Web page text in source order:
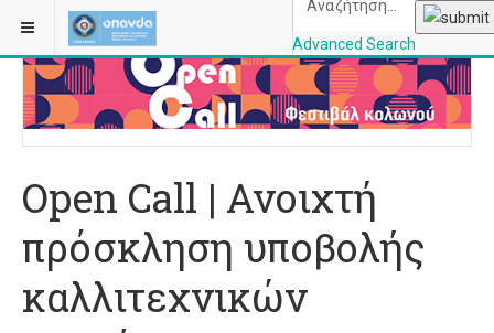
Advanced Search
ΒΡΊΣΚΕΣΤΕ ΕΔΏ: ΑΡΧΙΚΉ
Open Call | Ανοιχτή
πρόσκληση υποβολής
καλλιτεχνικών